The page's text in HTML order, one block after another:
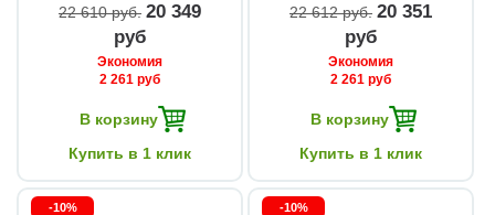
22 610 руб 20 349
руб
Экономия
2 261 руб
В корзину
Купить в 1 клик
22 612 руб 20 351
руб
Экономия
2 261 руб
В корзину
Купить в 1 клик
-10% -10%